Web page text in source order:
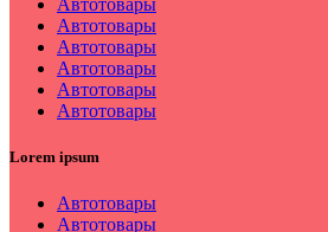
Автотовары
Автотовары
Автотовары
Автотовары
Автотовары
Lorem ipsum
Автотовары
Автотовары